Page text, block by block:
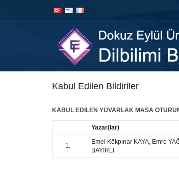
Kabul Edilen Bildiriler
KABUL EDİLEN YUVARLAK MASA
Yazar(lar)
1.
Emel Kökpınar KAYA, Emre
BAYIRLI